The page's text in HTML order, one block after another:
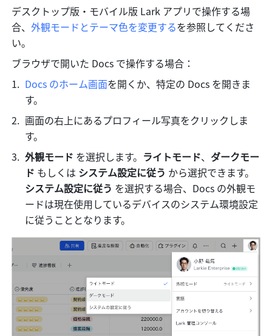
デスクトップ版・モバイル版 Lark アプリで操作する場
合、外観モードとテーマ色を変更するを参照してくださ
い。
ブラウザで開いた Docs で操作する場合：
Docs のホーム画面を開くか、特定の Docs を開きま
す。
画面の右上にあるプロフィール写真をクリックしま
す。
外観モード を選択します。 ライトモード、 ダークモー
ド もしくは システム設定に従う から選択できます。
システム設定に従う を選択する場合、Docs の外観モ
ードは現在使用しているデバイスのシステム環境設定
に従うこととなります。